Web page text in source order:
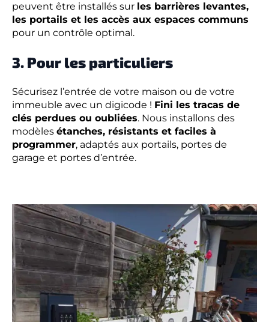
peuvent être installés sur les barrières levantes,
les portails et les accès aux espaces communs
pour un contrôle optimal.
3. Pour les particuliers
Sécurisez l’entrée de votre maison ou de votre
immeuble avec un digicode ! Fini les tracas de
clés perdues ou oubliées. Nous installons des
modèles étanches, résistants et faciles à
programmer, adaptés aux portails, portes de
garage et portes d’entrée.